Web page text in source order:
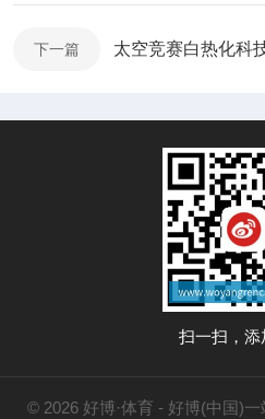
下一篇 太空竞赛白热化科
扫一扫，添
© 2026 好博·体育 - 好博(中国)